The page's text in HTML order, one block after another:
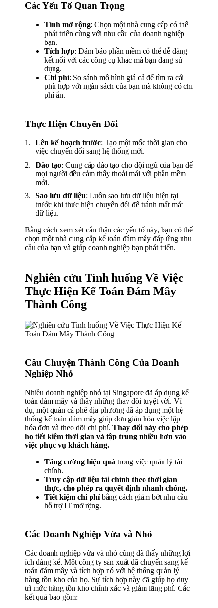
Các Yếu Tố Quan Trọng
Tính mở rộng: Chọn một nhà cung cấp có thể
phát triển cùng với nhu cầu của doanh nghiệp
bạn.
Tích hợp: Đảm bảo phần mềm có thể dễ dàng
kết nối với các công cụ khác mà bạn đang sử
dụng.
Chi phí: So sánh mô hình giá cả để tìm ra cái
phù hợp với ngân sách của bạn mà không có chi
phí ẩn.
Thực Hiện Chuyển Đổi
Lên kế hoạch trước: Tạo một mốc thời gian cho
việc chuyển đổi sang hệ thống mới.
Đào tạo: Cung cấp đào tạo cho đội ngũ của bạn để
mọi người đều cảm thấy thoải mái với phần mềm
mới.
Sao lưu dữ liệu: Luôn sao lưu dữ liệu hiện tại
trước khi thực hiện chuyển đổi để tránh mất mát
dữ liệu.
Bằng cách xem xét cẩn thận các yếu tố này, bạn có thể
chọn một nhà cung cấp kế toán đám mây đáp ứng nhu
cầu của bạn và giúp doanh nghiệp bạn phát triển.
Nghiên cứu Tình huống Về Việc
Thực Hiện Kế Toán Đám Mây
Thành Công
Câu Chuyện Thành Công Của Doanh
Nghiệp Nhỏ
Nhiều doanh nghiệp nhỏ tại Singapore đã áp dụng kế
toán đám mây và thấy những thay đổi tuyệt vời. Ví
dụ, một quán cà phê địa phương đã áp dụng một hệ
thống kế toán đám mây giúp đơn giản hóa việc lập
hóa đơn và theo dõi chi phí.Thay đổi này cho phép
họ tiết kiệm thời gian và tập trung nhiều hơn vào
việc phục vụ khách hàng.
Tăng cường hiệu quả trong việc quản lý tài
chính.
Truy cập dữ liệu tài chính theo thời gian
thực, cho phép ra quyết định nhanh chóng.
Tiết kiệm chi phíbằng cách giảm bớt nhu cầu
hỗ trợ IT mở rộng.
Các Doanh Nghiệp Vừa và Nhỏ
Các doanh nghiệp vừa và nhỏ cũng đã thấy những lợi
ích đáng kể. Một công ty sản xuất đã chuyển sang kế
toán đám mây và tích hợp nó với hệ thống quản lý
hàng tồn kho của họ. Sự tích hợp này đã giúp họ duy
trì mức hàng tồn kho chính xác và giảm lãng phí. Các
kết quả bao gồm: